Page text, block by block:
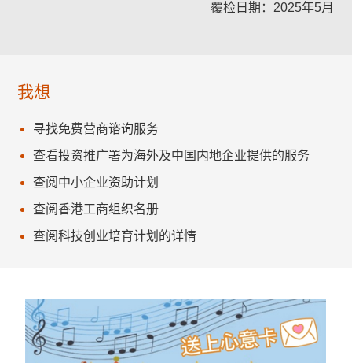
覆检日期：2025年5月
我想
寻找免费营商谘询服务
查看投资推广署为海外及中国内地企业提供的服务
查阅中小企业资助计划
查阅香港工商组织名册
查阅科技创业培育计划的详情